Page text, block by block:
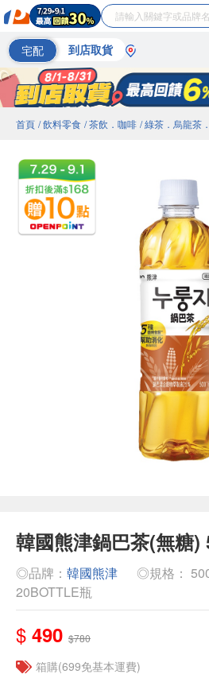
宅配 到店取貨
首頁 / 飲料零食 / 茶飲．咖啡 / 綠茶．烏龍茶
韓國熊津鍋巴茶(無糖)
◎品牌： 韓國熊津
◎規格：
20BOTTLE瓶
$ 490 $780
箱購(699免基本運費)